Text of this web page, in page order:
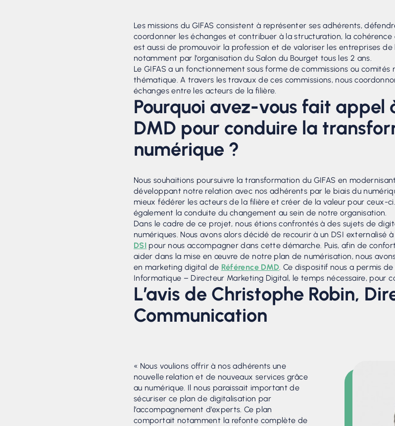
Les missions du GIFAS consistent à représenter ses adhérents,
coordonner les échanges et contribuer à la structuration, la
est aussi de promouvoir la profession et de valoriser les entreprises de
notamment par l’organisation du Salon du Bourget tous les 2 ans.
Le GIFAS a un fonctionnement sous forme de commissions ou
thématique. A travers les travaux de ces commissions, nous
échanges entre les acteurs de la filière.
Pourquoi avez-vous fait appel
DMD pour conduire la
numérique ?
Nous souhaitions poursuivre la transformation du GIFAS en
développant notre relation avec nos adhérents par le biais du
mieux fédérer les acteurs de la filière et créer de la valeur pour ceux-
également la conduite du changement au sein de notre organisation.
Dans le cadre de ce projet, nous étions confrontés à des sujets de
numériques. Nous avons alors décidé de recourir à un DSI externalisé
DSI pour nous accompagner dans cette démarche. Puis, afin de
aider dans la mise en œuvre de notre plan de numérisation, nous
en marketing digital de Référence DMD. Ce dispositif nous a permis
Informatique – Directeur Marketing Digital, le temps nécessaire, pour
L’avis de Christophe Robin,
Communication
« Nous voulions offrir à nos adhérents une
nouvelle relation et de nouveaux services grâce
au numérique. Il nous paraissait important de
sécuriser ce plan de digitalisation par
l’accompagnement d’experts. Ce plan
comportait notamment la refonte complète de